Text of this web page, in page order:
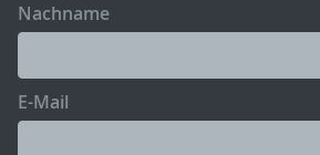
Nachname
E-Mail